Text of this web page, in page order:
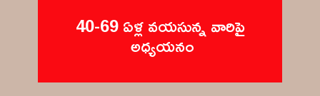
40-69 ఏళ్ల వయసున్న వారిపై